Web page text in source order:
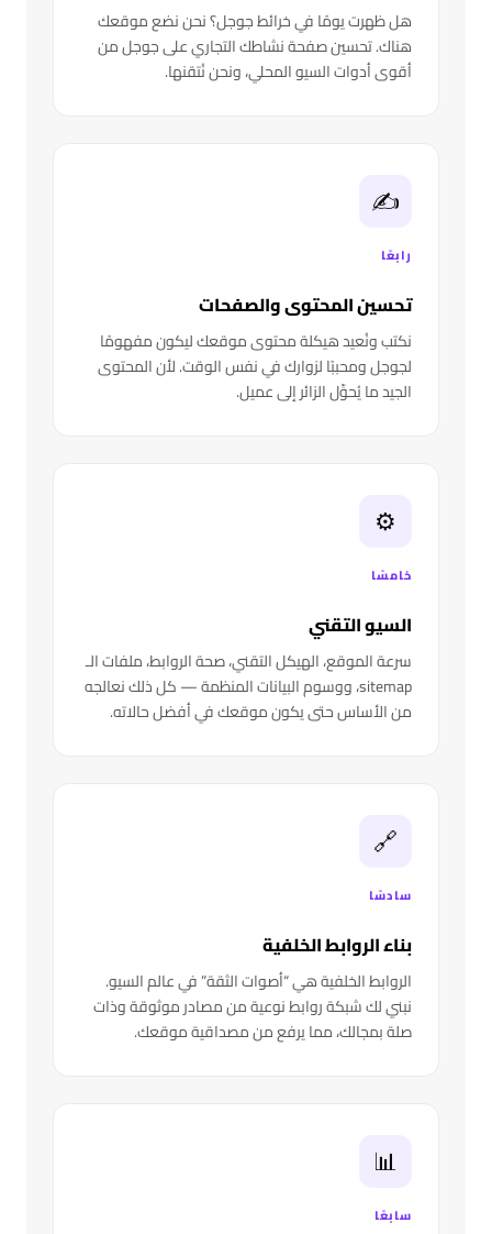
هل ظهرت يومًا في خرائط جوجل؟ نحن نضع موقعك
هناك. تحسين صفحة نشاطك التجاري على جوجل من
أقوى أدوات السيو المحلي، ونحن نُتقنها.
✍️
رابعًا
تحسين المحتوى والصفحات
نكتب ونُعيد هيكلة محتوى موقعك ليكون مفهومًا
لجوجل ومحببًا لزوارك في نفس الوقت. لأن المحتوى
الجيد ما يُحوِّل الزائر إلى عميل.
⚙️
خامسًا
السيو التقني
سرعة الموقع، الهيكل التقني، صحة الروابط، ملفات الـ
sitemap، ووسوم البيانات المنظمة — كل ذلك نعالجه
من الأساس حتى يكون موقعك في أفضل حالاته.
🔗
سادسًا
بناء الروابط الخلفية
الروابط الخلفية هي “أصوات الثقة” في عالم السيو.
نبني لك شبكة روابط نوعية من مصادر موثوقة وذات
صلة بمجالك، مما يرفع من مصداقية موقعك.
📊
سابعًا